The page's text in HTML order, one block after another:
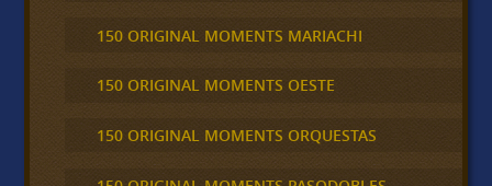
150 ORIGINAL MOMENTS MARIACHI
150 ORIGINAL MOMENTS OESTE
150 ORIGINAL MOMENTS ORQUESTAS